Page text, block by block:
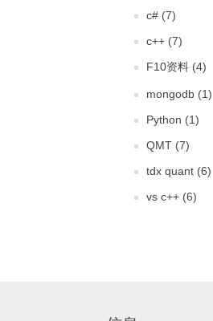
c# (7)
c++ (7)
F10资料 (4)
mongodb (1)
Python (1)
QMT (7)
tdx quant (6)
vs c++ (6)